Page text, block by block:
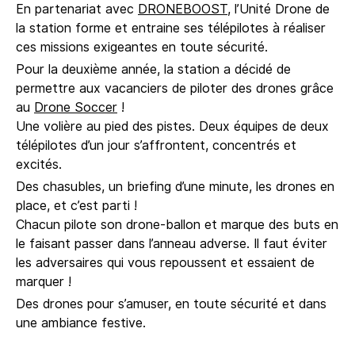
En partenariat avec DRONEBOOST, l’Unité Drone de
la station forme et entraine ses télépilotes à réaliser
ces missions exigeantes en toute sécurité.
Pour la deuxième année, la station a décidé de
permettre aux vacanciers de piloter des drones grâce
au Drone Soccer !
Une volière au pied des pistes. Deux équipes de deux
télépilotes d’un jour s’affrontent, concentrés et
excités.
Des chasubles, un briefing d’une minute, les drones en
place, et c’est parti !
Chacun pilote son drone-ballon et marque des buts en
le faisant passer dans l’anneau adverse. Il faut éviter
les adversaires qui vous repoussent et essaient de
marquer !
Des drones pour s’amuser, en toute sécurité et dans
une ambiance festive.